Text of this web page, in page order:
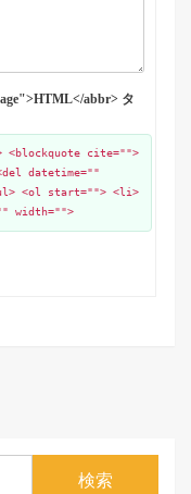
abbr> タ
cite="">
datetime=""
<ol start=""> <li>
width="">